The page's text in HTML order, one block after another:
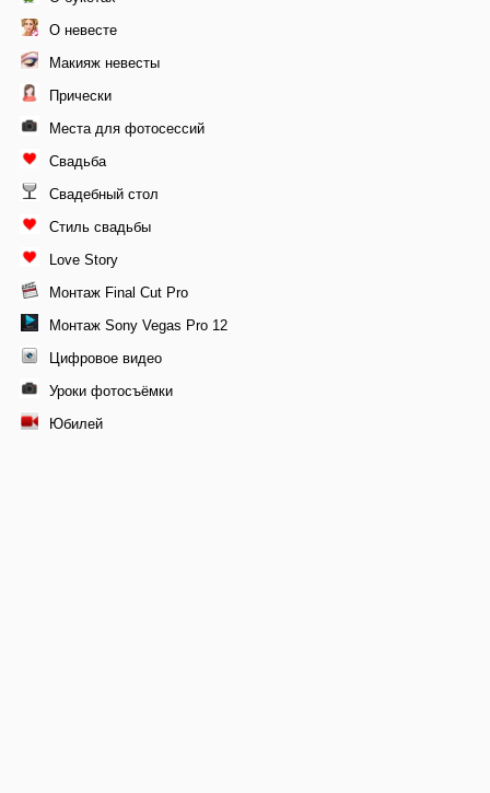
О невесте
Макияж невесты
Прически
Места для фотосессий
Свадьба
Свадебный стол
Стиль свадьбы
Love Story
Монтаж Final Cut Pro
Монтаж Sony Vegas Pro 12
Цифровое видео
Уроки фотосъёмки
Юбилей